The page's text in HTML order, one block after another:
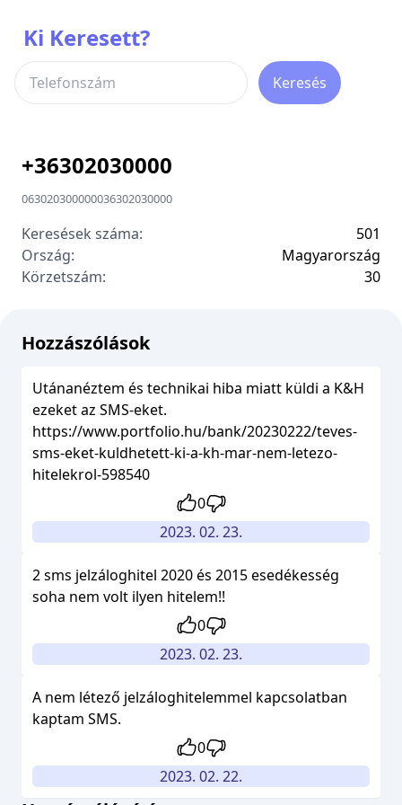
Ki Keresett?
Keresés
+36302030000
063020300000036302030000
Keresések száma:
501
Ország:
Magyarország
Körzetszám:
30
Hozzászólások
Utánanéztem és technikai hiba miatt küldi a K&H
ezeket az SMS-eket.
https://www.portfolio.hu/bank/20230222/teves-
sms-eket-kuldhetett-ki-a-kh-mar-nem-letezo-
hitelekrol-598540
0
2023. 02. 23.
2 sms jelzáloghitel 2020 és 2015 esedékesség
soha nem volt ilyen hitelem!!
0
2023. 02. 23.
A nem létező jelzáloghitelemmel kapcsolatban
kaptam SMS.
0
2023. 02. 22.